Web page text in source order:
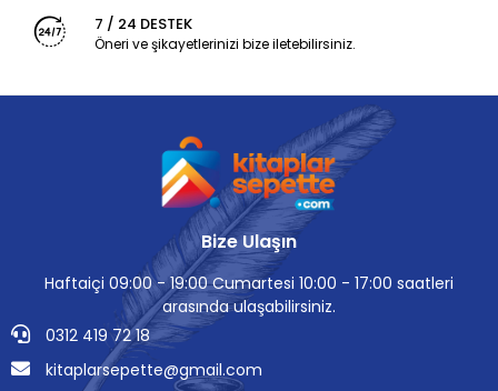
7 / 24 DESTEK
Öneri ve şikayetlerinizi bize iletebilirsiniz.
Bize Ulaşın
Haftaiçi 09:00 - 19:00 Cumartesi 10:00 - 17:00 saatleri
arasında ulaşabilirsiniz.
0312 419 72 18
kitaplarsepette@gmail.com